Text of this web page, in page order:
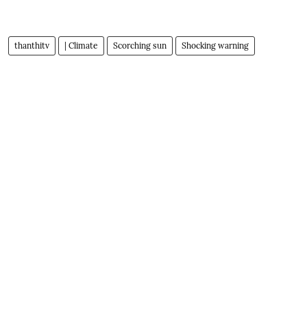
thanthitv | Climate Scorching sun Shocking warning